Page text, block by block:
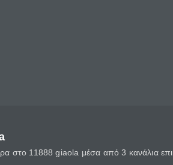
στο 11888 giaola μέσα από 3 κανάλια